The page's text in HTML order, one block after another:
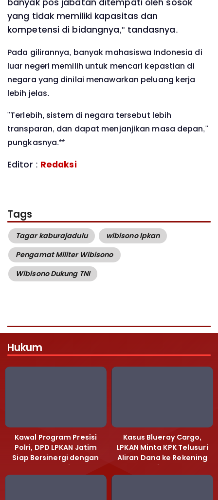
banyak pos jabatan ditempati oleh sosok
yang tidak memiliki kapasitas dan
kompetensi di bidangnya," tandasnya.
Pada gilirannya, banyak mahasiswa Indonesia di
luar negeri memilih untuk mencari kepastian di
negara yang dinilai menawarkan peluang kerja
lebih jelas.
"Terlebih, sistem di negara tersebut lebih
transparan, dan dapat menjanjikan masa depan,"
pungkasnya.**
Editor : Redaksi
Tags
Tagar kaburajadulu
wibisono lpkan
Pengamat Militer Wibisono
Wibisono Dukung TNI
Hukum
Kawal Program Presisi
Polri, DPD LPKAN Jatim
Siap Bersinergi dengan
Polda Jatim
Kasus Blueray Cargo,
LPKAN Minta KPK Telusuri
Aliran Dana ke Rekening
Heri Black